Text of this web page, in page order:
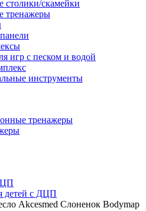
столики/скамейки
тренажеры
игр с песком и водой
инструменты
тренажеры
детей с ДЦП
Akcesmed Слоненок Bodymap